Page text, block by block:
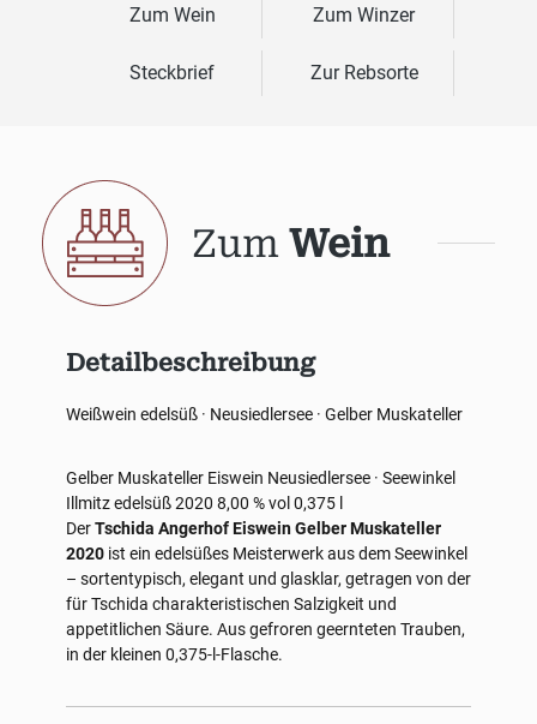
Zum Wein Zum Winzer
Steckbrief Zur Rebsorte
Zum Wein
Detailbeschreibung
Weißwein edelsüß · Neusiedlersee · Gelber Muskateller
Gelber Muskateller Eiswein Neusiedlersee · Seewinkel
Illmitzedelsüß2020 8,00 % vol 0,375 l
DerTschida Angerhof Eiswein Gelber Muskateller
2020 ist ein edelsüßes Meisterwerk aus dem Seewinkel
– sortentypisch, elegant und glasklar, getragen von der
für Tschida charakteristischen Salzigkeit und
appetitlichen Säure. Aus gefroren geernteten Trauben,
in der kleinen 0,375-l-Flasche.